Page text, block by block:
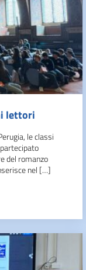
lettori
le classi
del romanzo
nel […]